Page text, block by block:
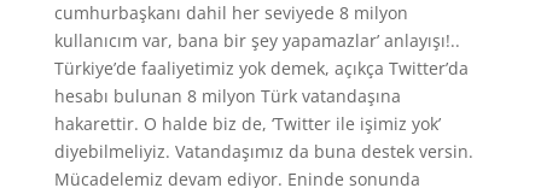
cumhurbaşkanı dahil her seviyede 8 milyon
kullanıcım var, bana bir şey yapamazlar’ anlayışı!..
Türkiye’de faaliyetimiz yok demek, açıkça Twitter’da
hesabı bulunan 8 milyon Türk vatandaşına
hakarettir. O halde biz de, ‘Twitter ile işimiz yok’
diyebilmeliyiz. Vatandaşımız da buna destek versin.
Mücadelemiz devam ediyor. Eninde sonunda